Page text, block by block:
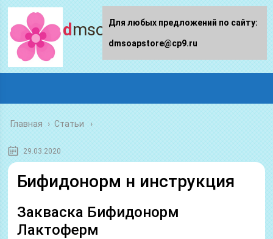
dmsoapstore.ru
Главная › Статьи
29.03.2020
Бифидонорм н инструкция
Закваска Бифидонорм
Лактоферм
Для любых предложений по сайту:
dmsoapstore@cp9.ru